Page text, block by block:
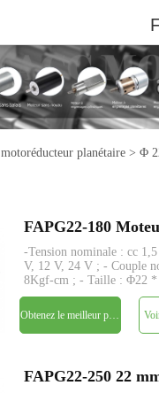
motoréducteur planétaire> Φ
-Tension nominale : cc
V, 12 V, 24 V ; - Couple
8Kgf-cm ; - Taille : Φ22 *
déterminer ; - Tige :
0.5mm; - Encodeur :
magnétique ; - MOQ : 500